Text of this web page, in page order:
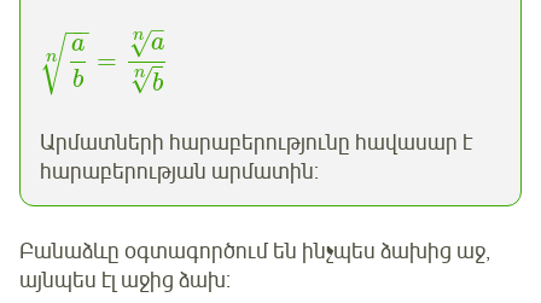
a
b
−
−
√
n =
a
–
√
n
b
√
n
Արմատների հարաբերությունը հավասար է
հարաբերության արմատին:
Բանաձևը օգտագործում են ինչպես ձախից աջ,
այնպես էլ աջից ձախ: